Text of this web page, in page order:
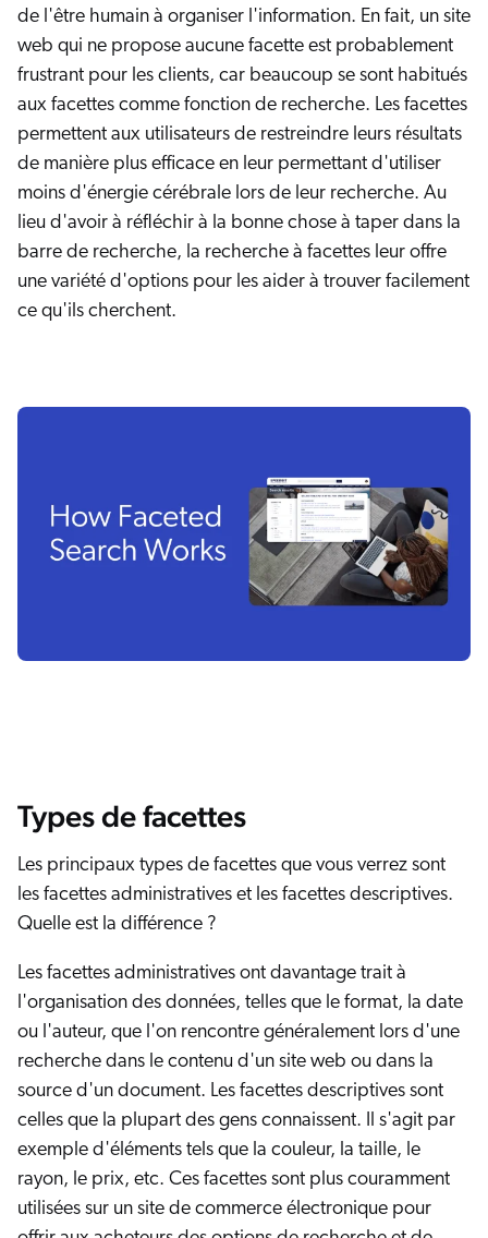
de l'être humain à organiser l'information. En fait, un site
web qui ne propose aucune facette est probablement
frustrant pour les clients, car beaucoup se sont habitués
aux facettes comme fonction de recherche. Les facettes
permettent aux utilisateurs de restreindre leurs résultats
de manière plus efficace en leur permettant d'utiliser
moins d'énergie cérébrale lors de leur recherche. Au
lieu d'avoir à réfléchir à la bonne chose à taper dans la
barre de recherche, la recherche à facettes leur offre
une variété d'options pour les aider à trouver facilement
ce qu'ils cherchent.
Types de facettes
Les principaux types de facettes que vous verrez sont
les facettes administratives et les facettes descriptives.
Quelle est la différence ?
Les facettes administratives ont davantage trait à
l'organisation des données, telles que le format, la date
ou l'auteur, que l'on rencontre généralement lors d'une
recherche dans le contenu d'un site web ou dans la
source d'un document. Les facettes descriptives sont
celles que la plupart des gens connaissent. Il s'agit par
exemple d'éléments tels que la couleur, la taille, le
rayon, le prix, etc. Ces facettes sont plus couramment
utilisées sur un site de commerce électronique pour